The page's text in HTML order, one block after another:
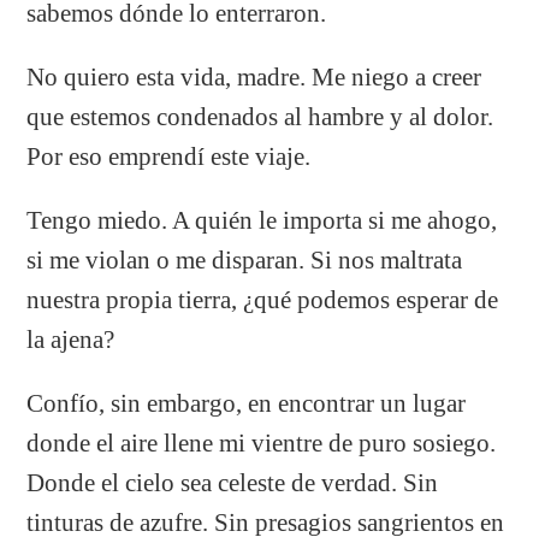
sabemos dónde lo enterraron.
No quiero esta vida, madre. Me niego a creer
que estemos condenados al hambre y al dolor.
Por eso emprendí este viaje.
Tengo miedo. A quién le importa si me ahogo,
si me violan o me disparan. Si nos maltrata
nuestra propia tierra, ¿qué podemos esperar de
la ajena?
Confío, sin embargo, en encontrar un lugar
donde el aire llene mi vientre de puro sosiego.
Donde el cielo sea celeste de verdad. Sin
tinturas de azufre. Sin presagios sangrientos en